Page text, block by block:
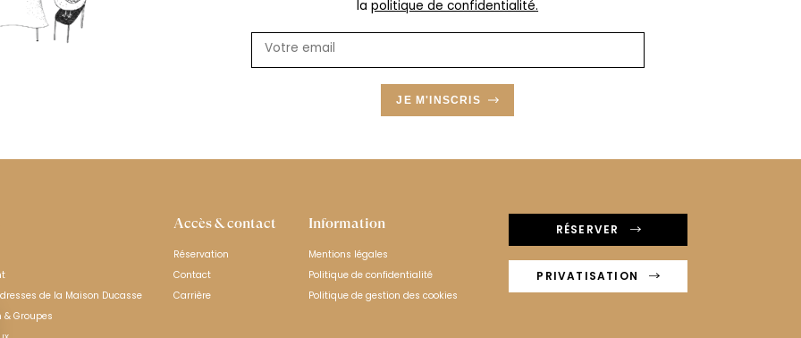
lapolitique de confidentialité.
JE M'INSCRIS
de la Maison Ducasse
& Groupes
Accès & contact
Réservation
Contact
Carrière
Information
Mentions légales
Politique de confidentialité
Politique de gestion des cookies
RÉSERVER
PRIVATISATION